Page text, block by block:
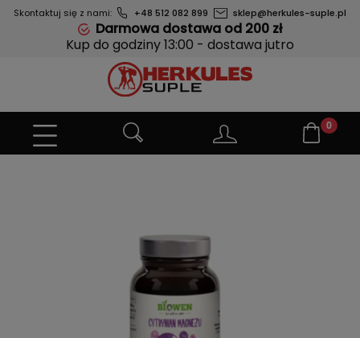
Skontaktuj się z nami: +48 512 082 899 sklep@herkules-suple.pl
Darmowa dostawa od 200 zł
Kup do godziny 13:00 - dostawa jutro